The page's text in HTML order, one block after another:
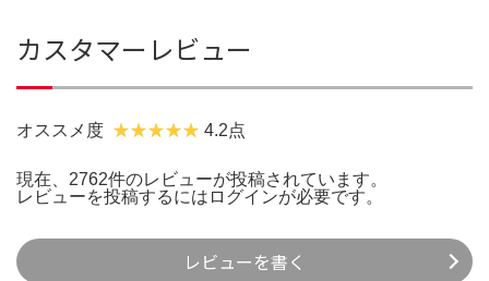
カスタマーレビュー
オススメ度 4.2点
現在、2762件のレビューが投稿されています。
レビューを投稿するには ログインが必要です。
レビューを書く